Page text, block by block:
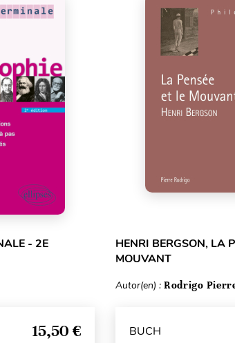
- 2E
15,50 €
HENRI BERGSON, LA
MOUVANT
Autor(en) : Rodrigo
BUCH